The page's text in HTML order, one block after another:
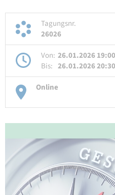
Tagungsnr.
26026
Von: 26.01.2026 19:00
Bis: 26.01.2026 20:30
Online